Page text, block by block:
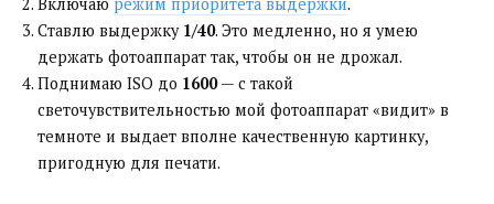
Ставлю выдержку 1/40. Это медленно, но я умею
держать фотоаппарат так, чтобы он не дрожал.
Поднимаю ISO до 1600— с такой
светочувствительностью мой фотоаппарат «видит» в
темноте и выдает вполне качественную картинку,
пригодную для печати.